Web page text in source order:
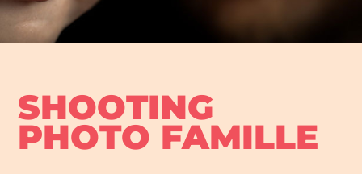
SHOOTING
PHOTO FAMILLE